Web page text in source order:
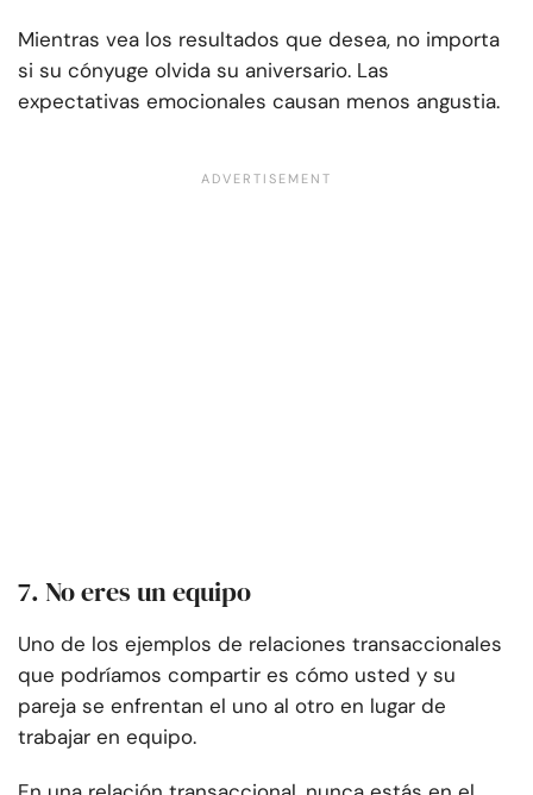
Mientras vea los resultados que desea, no importa
si su cónyuge olvida su aniversario. Las
expectativas emocionales causan menos angustia.
7. No eres un equipo
Uno de los ejemplos de relaciones transaccionales
que podríamos compartir es cómo usted y su
pareja se enfrentan el uno al otro en lugar de
trabajar en equipo.